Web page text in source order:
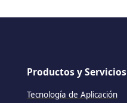
Productos y Servicios
Tecnología de Aplicación